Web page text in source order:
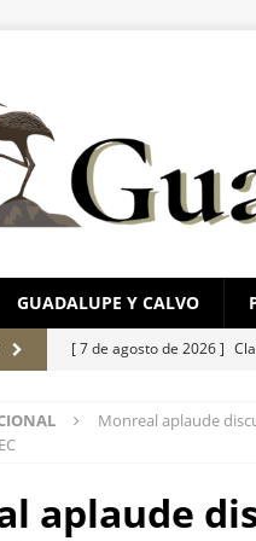
GUADALUPE Y CALVO
[ 7 de agosto de 2026 ]
[ 7 de agosto de 2026 ]
[ 7 de agosto de 2026 ]
Monreal aplaude
aplaude